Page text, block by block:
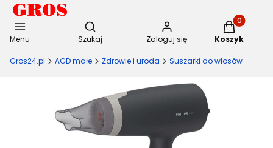
Menu
Otwórz wyszukiwarkę
Szukaj Zaloguj się
Produkty
Koszyk
Gros24.pl AGD małe Zdrowie i uroda Suszarki do włosów